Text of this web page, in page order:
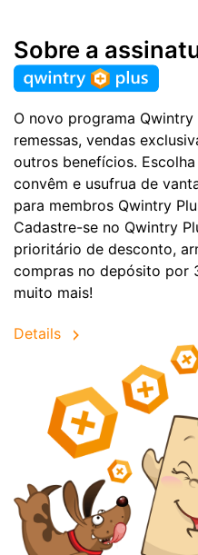
Sobre a
O novo programa
remessas, vendas
outros benefícios.
convêm e usufrua de
para membros Qwintry
Cadastre-se no Qwintry
prioritário de desconto,
compras no depósito por
muito mais!
Details